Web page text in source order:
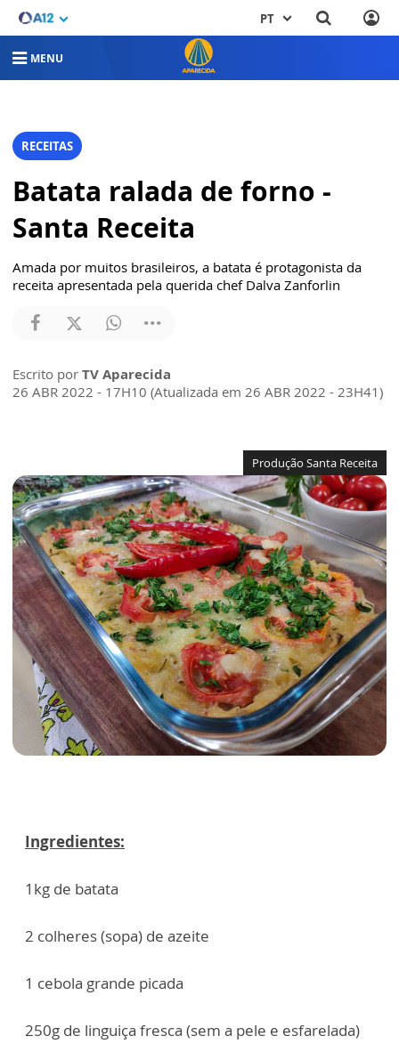
PT
MENU
RECEITAS
Batata ralada de forno -
Santa Receita
Amada por muitos brasileiros, a batata é protagonista da
receita apresentada pela querida chef Dalva Zanforlin
Escrito por TV Aparecida
26 ABR 2022 - 17H10 (Atualizada em 26 ABR 2022 - 23H41)
Produção Santa Receita
Ingredientes:
1kg de batata
2 colheres (sopa) de azeite
1 cebola grande picada
250g de linguiça fresca (sem a pele e esfarelada)